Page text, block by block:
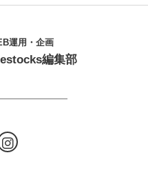
運用・企画
編集部